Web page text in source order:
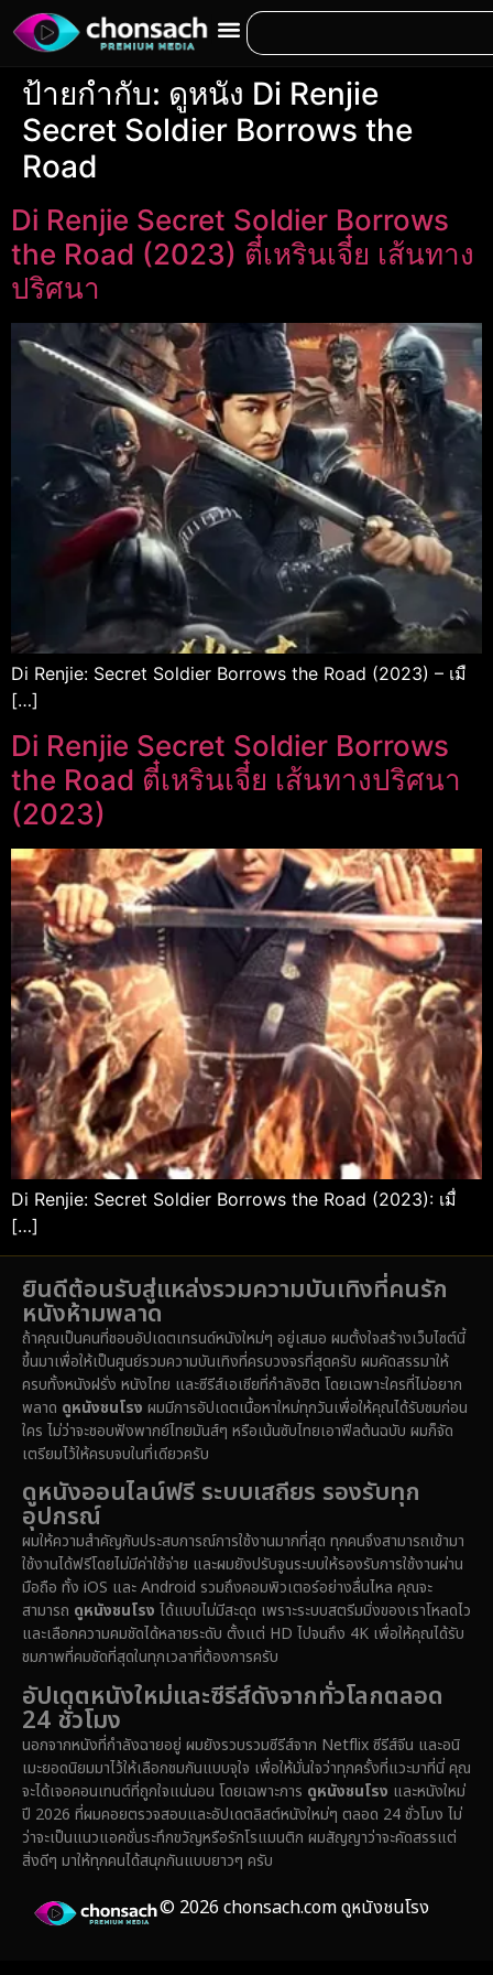
ป้ายกำกับ: ดูหนัง Di Renjie
Secret Soldier Borrows the
Road
Di Renjie Secret Soldier Borrows
the Road (2023) ตี๋เหรินเจี๋ย เส้นทาง
ปริศนา
Di Renjie: Secret Soldier Borrows the Road (2023) – เมื
[…]
Di Renjie Secret Soldier Borrows
the Road ตี๋เหรินเจี๋ย เส้นทางปริศนา
(2023)
Di Renjie: Secret Soldier Borrows the Road (2023): เมื่
[…]
ยินดีต้อนรับสู่แหล่งรวมความบันเทิงที่คนรัก
หนังห้ามพลาด
ถ้าคุณเป็นคนที่ชอบอัปเดตเทรนด์หนังใหม่ๆ อยู่เสมอ ผมตั้งใจสร้างเว็บไซต์นี้
ขึ้นมาเพื่อให้เป็นศูนย์รวมความบันเทิงที่ครบวงจรที่สุดครับ ผมคัดสรรมาให้
ครบทั้งหนังฝรั่ง หนังไทย และซีรีส์เอเชียที่กำลังฮิต โดยเฉพาะใครที่ไม่อยาก
พลาด ดูหนังชนโรง ผมมีการอัปเดตเนื้อหาใหม่ทุกวันเพื่อให้คุณได้รับชมก่อน
ใคร ไม่ว่าจะชอบฟังพากย์ไทยมันส์ๆ หรือเน้นซับไทยเอาฟีลต้นฉบับ ผมก็จัด
เตรียมไว้ให้ครบจบในที่เดียวครับ
ดูหนังออนไลน์ฟรี ระบบเสถียร รองรับทุก
อุปกรณ์
ผมให้ความสำคัญกับประสบการณ์การใช้งานมากที่สุด ทุกคนจึงสามารถเข้ามา
ใช้งานได้ฟรีโดยไม่มีค่าใช้จ่าย และผมยังปรับจูนระบบให้รองรับการใช้งานผ่าน
มือถือ ทั้ง iOS และ Android รวมถึงคอมพิวเตอร์อย่างลื่นไหล คุณจะ
สามารถ ดูหนังชนโรง ได้แบบไม่มีสะดุด เพราะระบบสตรีมมิ่งของเราโหลดไว
และเลือกความคมชัดได้หลายระดับ ตั้งแต่ HD ไปจนถึง 4K เพื่อให้คุณได้รับ
ชมภาพที่คมชัดที่สุดในทุกเวลาที่ต้องการครับ
อัปเดตหนังใหม่และซีรีส์ดังจากทั่วโลกตลอด
24 ชั่วโมง
นอกจากหนังที่กำลังฉายอยู่ ผมยังรวบรวมซีรีส์จาก Netflix ซีรีส์จีน และอนิ
เมะยอดนิยมมาไว้ให้เลือกชมกันแบบจุใจ เพื่อให้มั่นใจว่าทุกครั้งที่แวะมาที่นี่ คุณ
จะได้เจอคอนเทนต์ที่ถูกใจแน่นอน โดยเฉพาะการ ดูหนังชนโรง และหนังใหม่
ปี 2026 ที่ผมคอยตรวจสอบและอัปเดตลิสต์หนังใหม่ๆ ตลอด 24 ชั่วโมง ไม่
ว่าจะเป็นแนวแอคชั่นระทึกขวัญหรือรักโรแมนติก ผมสัญญาว่าจะคัดสรรแต่
สิ่งดีๆ มาให้ทุกคนได้สนุกกันแบบยาวๆ ครับ
© 2026 chonsach.com ดูหนังชนโรง